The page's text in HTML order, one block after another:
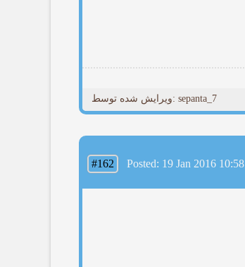
ویرایش شده توسط: sepanta_7
#162 Posted: 19 Jan 2016 10:58